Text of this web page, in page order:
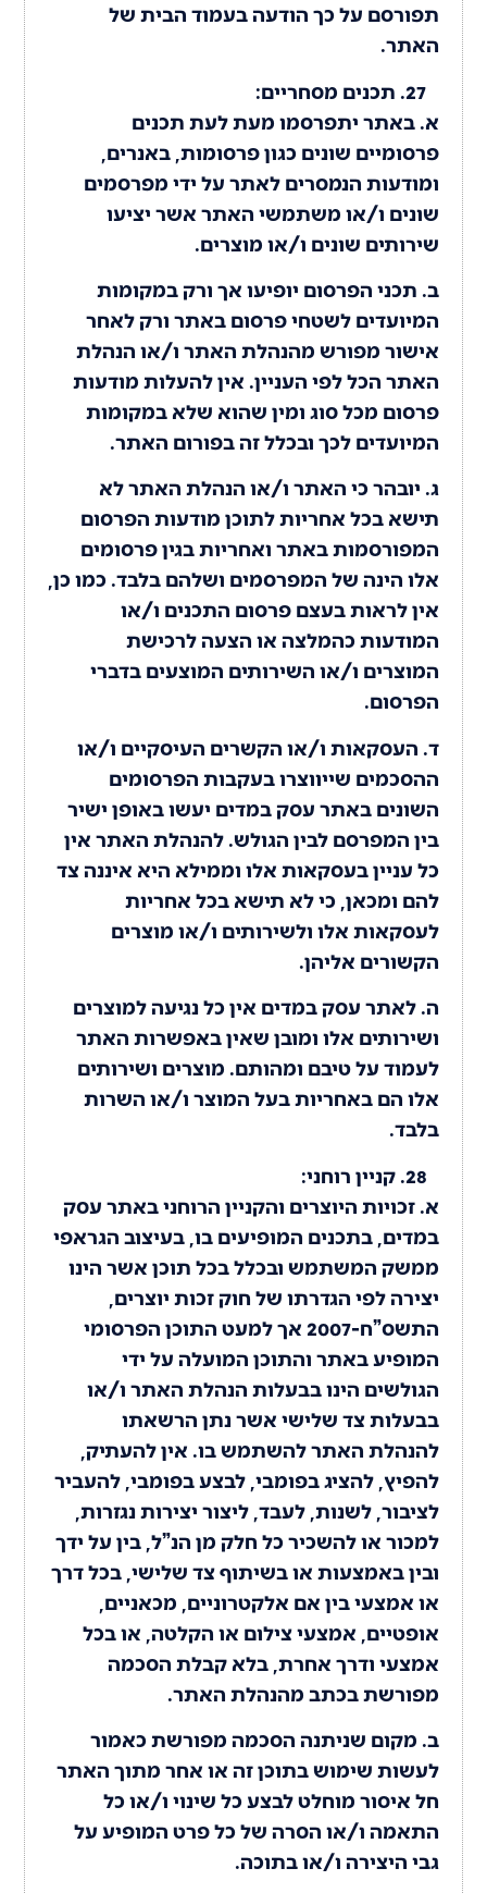
תפורסם על כך הודעה בעמוד הבית של
האתר.
תכנים מסחריים:
א. באתר יתפרסמו מעת לעת תכנים
פרסומיים שונים כגון פרסומות, באנרים,
ומודעות הנמסרים לאתר על ידי מפרסמים
שונים ו/או משתמשי האתר אשר יציעו
שירותים שונים ו/או מוצרים.
ב. תכני הפרסום יופיעו אך ורק במקומות
המיועדים לשטחי פרסום באתר ורק לאחר
אישור מפורש מהנהלת האתר ו/או הנהלת
האתר הכל לפי העניין. אין להעלות מודעות
פרסום מכל סוג ומין שהוא שלא במקומות
המיועדים לכך ובכלל זה בפורום האתר.
ג. יובהר כי האתר ו/או הנהלת האתר לא
תישא בכל אחריות לתוכן מודעות הפרסום
המפורסמות באתר ואחריות בגין פרסומים
אלו הינה של המפרסמים ושלהם בלבד. כמו כן,
אין לראות בעצם פרסום התכנים ו/או
המודעות כהמלצה או הצעה לרכישת
המוצרים ו/או השירותים המוצעים בדברי
הפרסום.
ד. העסקאות ו/או הקשרים העיסקיים ו/או
ההסכמים שייווצרו בעקבות הפרסומים
השונים באתר עסק במדים יעשו באופן ישיר
בין המפרסם לבין הגולש. להנהלת האתר אין
כל עניין בעסקאות אלו וממילא היא איננה צד
להם ומכאן, כי לא תישא בכל אחריות
לעסקאות אלו ולשירותים ו/או מוצרים
הקשורים אליהן.
ה. לאתר עסק במדים אין כל נגיעה למוצרים
ושירותים אלו ומובן שאין באפשרות האתר
לעמוד על טיבם ומהותם. מוצרים ושירותים
אלו הם באחריות בעל המוצר ו/או השרות
בלבד.
קניין רוחני:
א. זכויות היוצרים והקניין הרוחני באתר עסק
במדים, בתכנים המופיעים בו, בעיצוב הגראפי
ממשק המשתמש ובכלל בכל תוכן אשר הינו
יצירה לפי הגדרתו של חוק זכות יוצרים,
התשס”ח-2007 אך למעט התוכן הפרסומי
המופיע באתר והתוכן המועלה על ידי
הגולשים הינו בבעלות הנהלת האתר ו/או
בבעלות צד שלישי אשר נתן הרשאתו
להנהלת האתר להשתמש בו. אין להעתיק,
להפיץ, להציג בפומבי, לבצע בפומבי, להעביר
לציבור, לשנות, לעבד, ליצור יצירות נגזרות,
למכור או להשכיר כל חלק מן הנ”ל, בין על ידך
ובין באמצעות או בשיתוף צד שלישי, בכל דרך
או אמצעי בין אם אלקטרוניים, מכאניים,
אופטיים, אמצעי צילום או הקלטה, או בכל
אמצעי ודרך אחרת, בלא קבלת הסכמה
מפורשת בכתב מהנהלת האתר.
ב. מקום שניתנה הסכמה מפורשת כאמור
לעשות שימוש בתוכן זה או אחר מתוך האתר
חל איסור מוחלט לבצע כל שינוי ו/או כל
התאמה ו/או הסרה של כל פרט המופיע על
גבי היצירה ו/או בתוכה.